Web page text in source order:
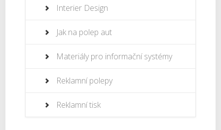
Interier Design
Jak na polep aut
Materiály pro informační systémy
Reklamní polepy
Reklamní tisk